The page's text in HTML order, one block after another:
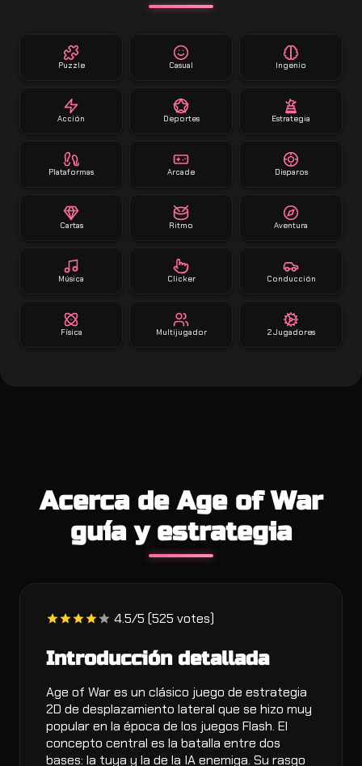
Puzzle Casual Ingenio
Acción Deportes Estrategia
Plataformas Arcade Disparos
Cartas Ritmo Aventura
Música Clicker Conducción
Física Multijugador 2 Jugadores
Acerca de Age of War
guía y estrategia
4.5/5 (525 votes)
Introducción detallada
Age of War es un clásico juego de estrategia
2D de desplazamiento lateral que se hizo muy
popular en la época de los juegos Flash. El
concepto central es la batalla entre dos
bases: la tuya y la de la IA enemiga. Su rasgo